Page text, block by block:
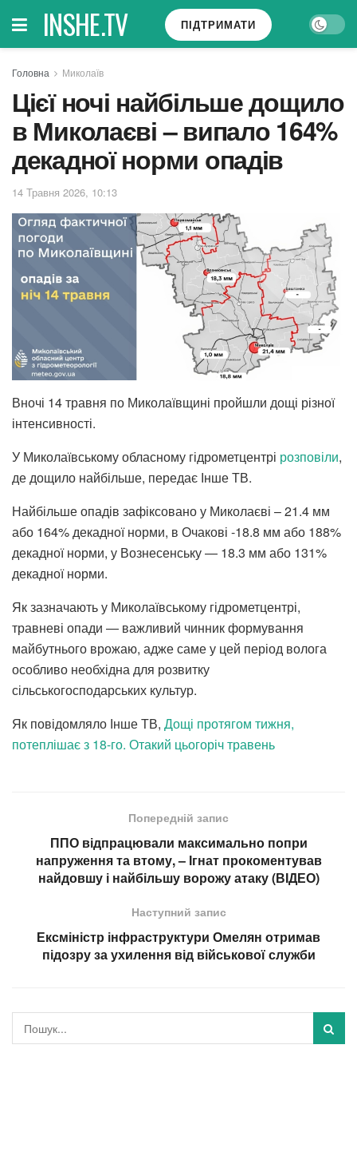
INSHE.TV ПІДТРИМАТИ
Головна Миколаїв
Цієї ночі найбільше дощило
в Миколаєві – випало 164%
декадної норми опадів
14 Травня 2026, 10:13
Вночі 14 травня по Миколаївщині пройшли дощі різної
інтенсивності.
У Миколаївському обласному гідрометцентрі розповіли,
де дощило найбільше, передає Інше ТВ.
Найбільше опадів зафіксовано у Миколаєві – 21.4 мм
або 164% декадної норми, в Очакові -18.8 мм або 188%
декадної норми, у Вознесенську — 18.3 мм або 131%
декадної норми.
Як зазначають у Миколаївському гідрометцентрі,
травневі опади — важливий чинник формування
майбутнього врожаю, адже саме у цей період волога
особливо необхідна для розвитку
сільськогосподарських культур.
Як повідомляло Інше ТВ, Дощі протягом тижня,
потеплішає з 18-го. Отакий цьогоріч травень
Попередній запис
ППО відпрацювали максимально попри
напруження та втому, – Ігнат прокоментував
найдовшу і найбільшу ворожу атаку (ВІДЕО)
Наступний запис
Ексміністр інфраструктури Омелян отримав
підозру за ухилення від військової служби